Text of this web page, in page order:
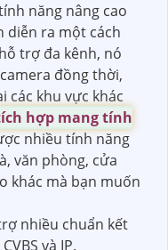
năng nâng cao
diễn ra một cách
trợ đa kênh, nó
đồng thời,
các khu vực khác
hợp mang tính
nhiều tính năng
văn phòng, cửa
khác mà bạn muốn
nhiều chuẩn kết
và IP.